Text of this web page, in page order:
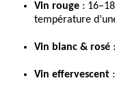
Vin rouge :
température
Vin blanc & rosé
Vin effervescent